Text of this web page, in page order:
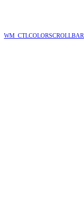
WM_CTLCOLORSCROLLBAR